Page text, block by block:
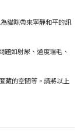
貓咪帶來寧靜和平的訊
題如射尿、過度理毛、
藏的空間等。請將以上